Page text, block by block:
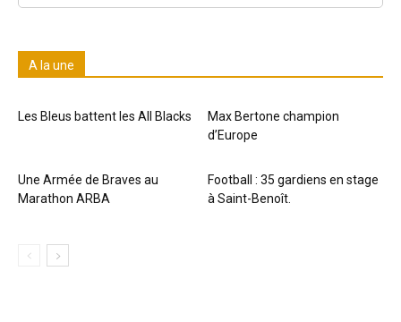
A la une
Les Bleus battent les All Blacks
Max Bertone champion
d’Europe
Une Armée de Braves au
Marathon ARBA
Football : 35 gardiens en stage
à Saint-Benoît.